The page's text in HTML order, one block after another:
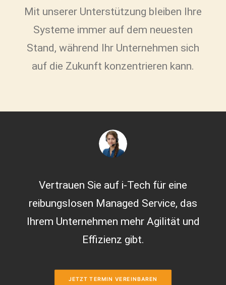
Mit unserer Unterstützung bleiben Ihre
Systeme immer auf dem neuesten
Stand, während Ihr Unternehmen sich
auf die Zukunft konzentrieren kann.
Vertrauen Sie auf i-Tech für eine
reibungslosen Managed Service, das
Ihrem Unternehmen mehr Agilität und
Effizienz gibt.
JETZT TERMIN VEREINBAREN